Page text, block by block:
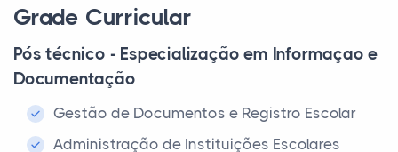
Grade Curricular
Pós técnico - Especialização em Informaçao e
Documentação
Gestão de Documentos e Registro Escolar
Administração de Instituições Escolares